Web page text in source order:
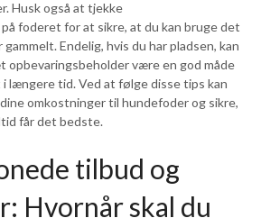
Husk også at tjekke
foderet for at sikre, at du kan bruge det
Endelig, hvis du har pladsen, kan
være en god måde
længere tid. Ved at følge disse tips kan
omkostninger til hundefoder og sikre,
får det bedste.
tilbud og
Hvornår skal du